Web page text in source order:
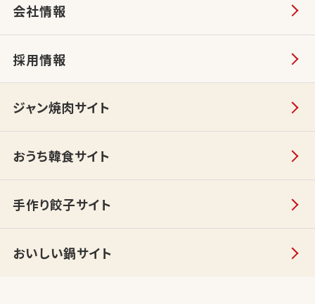
会社情報
採用情報
ジャン焼肉サイト
おうち韓食サイト
手作り餃子サイト
おいしい鍋サイト